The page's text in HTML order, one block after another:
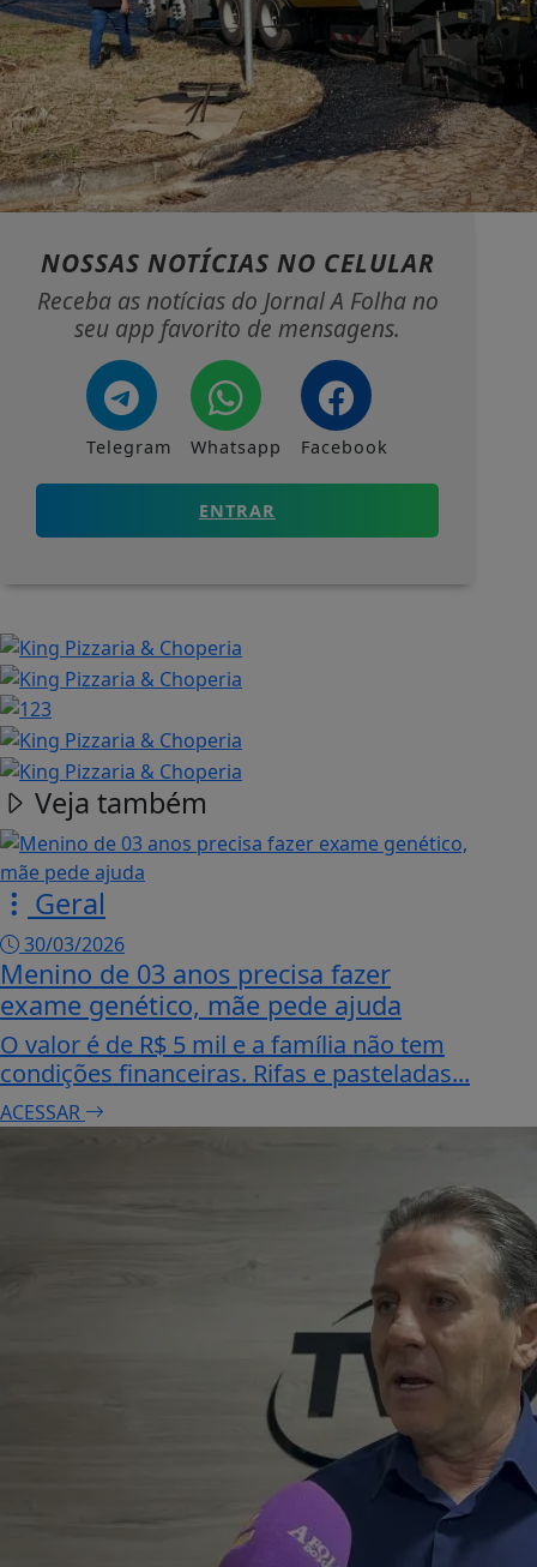
NOSSAS NOTÍCIAS NO CELULAR
Receba as notícias do Jornal A Folha no
seu app favorito de mensagens.
Telegram Whatsapp Facebook
ENTRAR
Veja também
Geral
30/03/2026
Menino de 03 anos precisa fazer
exame genético, mãe pede ajuda
O valor é de R$ 5 mil e a família não tem
condições financeiras. Rifas e pasteladas...
ACESSAR